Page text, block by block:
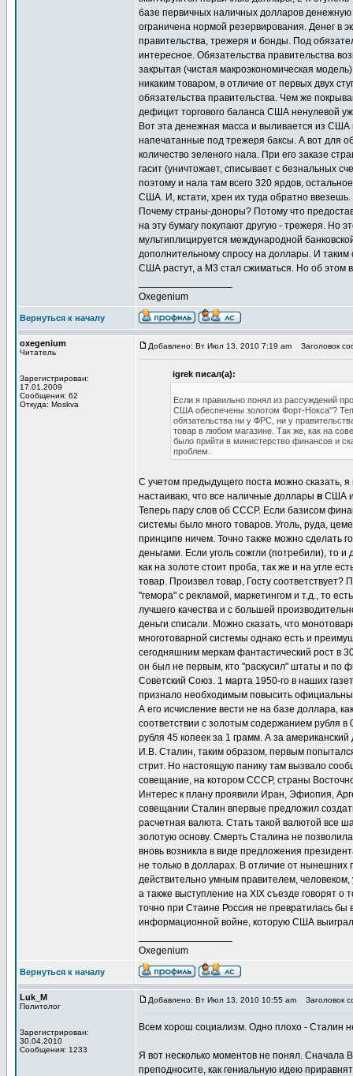
базе первичных наличных долларов
ограничена нормой резервирования. Денег в
правительства, трежеря и бонды. Под
интересное. Обязательства правительства
закрытая (чистая макроэкономическая
никаким товаром, в отличие от первых двух
обязательства правительства. Чем же
дефицит торгового баланса США ненулевой
Вот эта денежная масса и выливается из
напечатанные под трежеря баксы. А вот для
количество зеленого нала. При его заказе
гасит (уничтожает, списывает с безнальных
поэтому и нала там всего 320 ярдов,
США. И, кстати, хрен их туда обратно
Почему страны-доноры? Потому что
на эту бумагу покупают другую - трежеря. Но
мультиплицируется международной
дополнительному спросу на доллары. И
США растут, а М3 стал сжиматься. Но об этом
Oxegenium
Вернуться к началу
oxegenium
Читатель
Зарегистрирован:
17.01.2009
Сообщения: 62
Откуда: Moskva
Добавлено: Вт Июл 13, 2010 7:19 am Заголовок
igrek писал(а):
Если я правильно понял из рассуждений
США обеспечены золотом Форт-Нокса"?
обязательства ни у ФРС, ни у
товар в любом магазине. Так же, как на
было прийти в министерство финансов и
проблем.
С учетом предыдущего поста можно сказать,
настаиваю, что все наличные доллары в США
Теперь пару слов об СССР. Если базисом
системы было много товаров. Уголь, руда,
принципе ничем. Точно также можно сделать
деньгами. Если уголь сожгли (потребили), то
как на золоте стоит проба, так же и на угле
товар. Произвел товар, Госту
"гемора" с рекламой, маркетингом и т.д., то
лучшего качества и с большей
деньги списали. Можно сказать, что
многотоварной системы однако есть и
сегодняшним меркам фантастический рост в
он был не первым, кто "раскусил" штаты и по
Советский Союз. 1 марта 1950-го в наших
признало необходимым повысить
А его исчисление вести не на базе доллара,
соответствии с золотым содержанием рубля
рубля 45 копеек за 1 грамм. А за
И.В. Сталин, таким образом, первым
стрит. Но настоящую панику там вызвало
совещание, на котором СССР, страны
Интерес к плану проявили Иран, Эфиопия,
совещании Сталин впервые предложил
расчетная валюта. Стать такой валютой все
золотую основу. Смерть Сталина не
вновь возникла в виде предложения
не только в долларах. В отличие от
действительно умным правителем,
а также выступление на XIX съезде говорят
точно при Стаине Россия не превратилась
информационной войне, которую США выиграли
Oxegenium
Вернуться к началу
Luk_M
Политолог
Зарегистрирован:
30.04.2010
Сообщения: 1233
Добавлено: Вт Июл 13, 2010 10:55 am Заголовок
Всем хорош социализм. Одно плохо - Сталин
Я вот несколько моментов не понял. Сначала
преподносите, как гениальную идею